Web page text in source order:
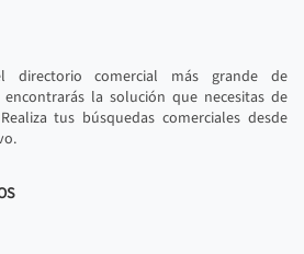
directorio comercial más grande de
la solución que necesitas de
tus búsquedas comerciales desde